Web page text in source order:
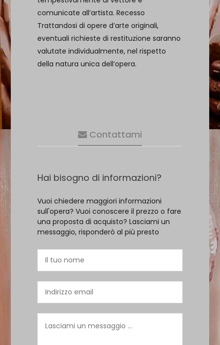
comunicate all’artista. Recesso
Trattandosi di opere d’arte originali,
eventuali richieste di restituzione saranno
valutate individualmente, nel rispetto
della natura unica dell’opera.
Contattami
Hai bisogno di informazioni?
Vuoi chiedere maggiori informazioni
sull'opera? Vuoi conoscere il prezzo o fare
una proposta di acquisto? Lasciami un
messaggio, risponderò al più presto